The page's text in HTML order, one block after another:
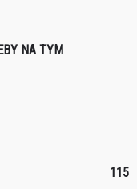
NA TYM
115